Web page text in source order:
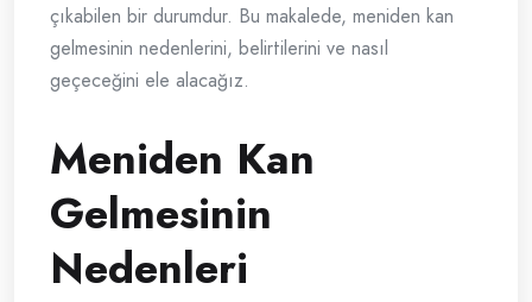
çıkabilen bir durumdur. Bu makalede, meniden kan
gelmesinin nedenlerini, belirtilerini ve nasıl
geçeceğini ele alacağız.
Meniden Kan
Gelmesinin
Nedenleri